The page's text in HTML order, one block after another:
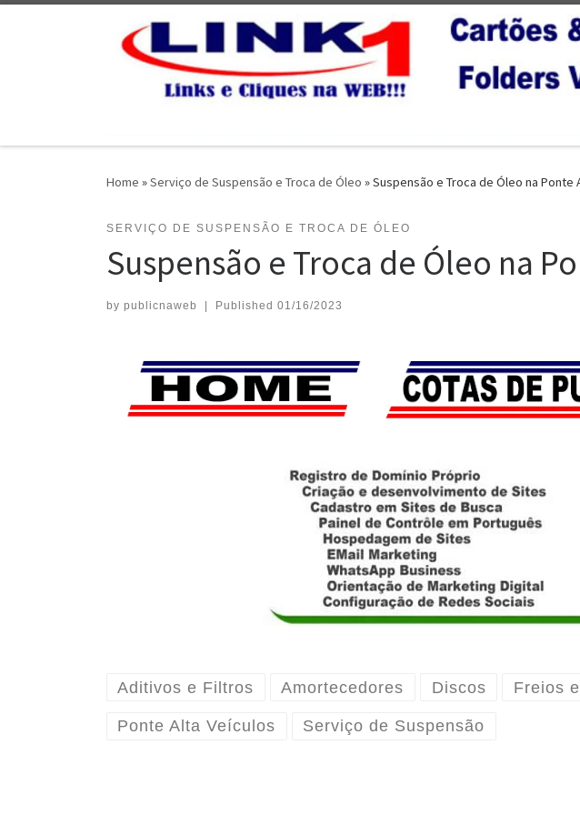
Home »Serviço de Suspensão e Troca de Óleo »Suspensão e Troca de Óleo na Ponte
SERVIÇO DE SUSPENSÃO E TROCA DE ÓLEO
Suspensão e Troca de Óleo na
by publicnaweb Published 01/16/2023
Aditivos e Filtros Amortecedores Discos Freios
Ponte Alta Veículos Serviço de Suspensão